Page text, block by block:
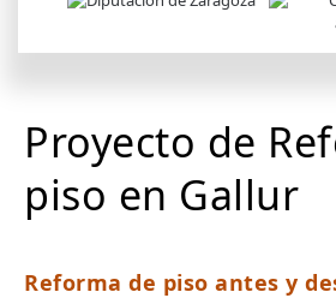
Proyecto de
piso en Gallur
Reforma de piso antes y